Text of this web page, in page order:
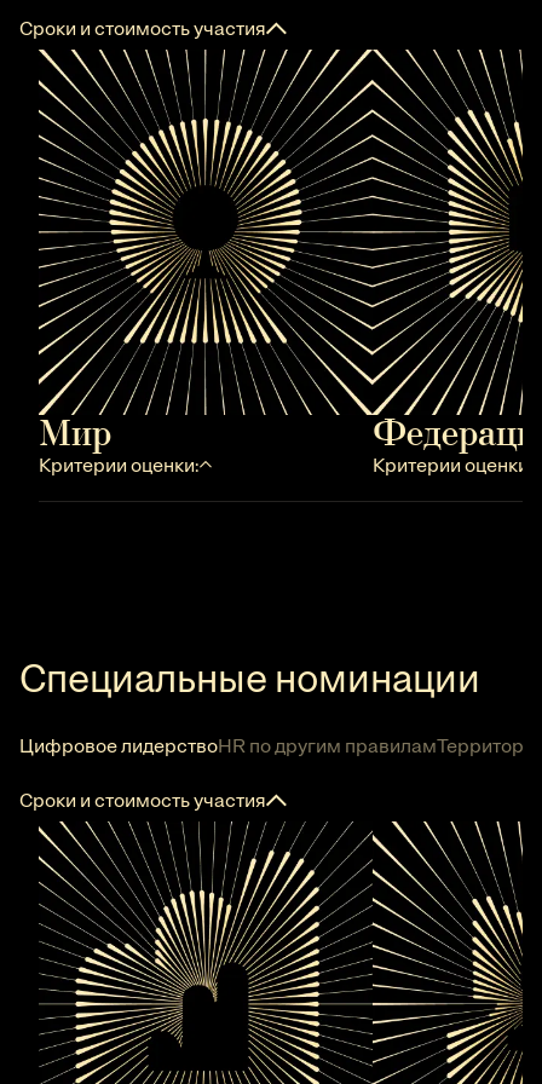
Сроки и стоимость участия
Мир
Критерии оценки: Критерии оценки:
Специальные номинации
Цифровое лидерствоHR по другим правилам
Сроки и стоимость участия